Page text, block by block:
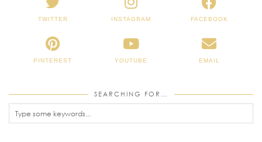
TWITTER INSTAGRAM FACEBOOK
PINTEREST YOUTUBE EMAIL
SEARCHING FOR…